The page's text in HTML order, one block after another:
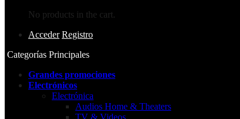
No products in the cart.
Acceder Registro
Categorías Principales
Grandes promociones
Electrónicos
Electrónica
Audios Home & Theaters
TV & Videos